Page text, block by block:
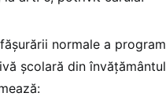
normale a
școlară din